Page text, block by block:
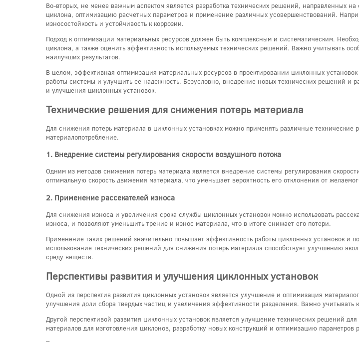
Во-вторых, не менее важным аспектом является разработка технических решений, направленных
циклона, оптимизацию расчетных параметров и применение различных усовершенствований.
износостойкость и устойчивость к коррозии.
Подход к оптимизации материальных ресурсов должен быть комплексным и систематическим.
циклона, а также оценить эффективность используемых технических решений. Важно учитывать
наилучших результатов.
В целом, эффективная оптимизация материальных ресурсов в проектировании циклонных
работы системы и улучшить ее надежность. Безусловно, внедрение новых технических решений и
и улучшения циклонных установок.
Технические решения для снижения потерь материала
Для снижения потерь материала в циклонных установках можно применять различные
материалопотребление.
1. Внедрение системы регулирования скорости воздушного потока
Одним из методов снижения потерь материала является внедрение системы регулирования
оптимальную скорость движения материала, что уменьшает вероятность его отклонения от
2. Применение рассекателей износа
Для снижения износа и увеличения срока службы циклонных установок можно использовать
износа, и позволяют уменьшить трение и износ материала, что в итоге снижает его потери.
Применение таких решений значительно повышает эффективность работы циклонных установок и
использование технических решений для снижения потерь материала способствует улучшению
среду веществ.
Перспективы развития и улучшения циклонных установок
Одной из перспектив развития циклонных установок является улучшение и оптимизация
улучшения доли сбора твердых частиц и увеличения эффективности разделения. Важно
Другой перспективой развития циклонных установок является улучшение технических решений
материалов для изготовления циклонов, разработку новых конструкций и оптимизацию параметров